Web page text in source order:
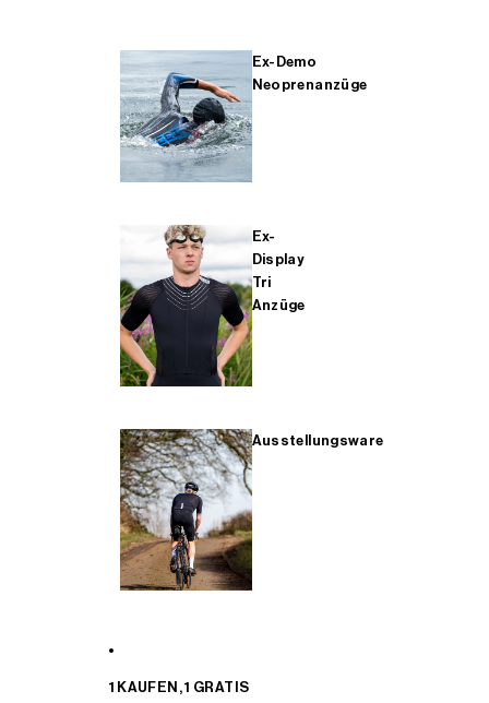
Ex-Demo
Neoprenanzüge
Ex-
Display
Tri
Anzüge
Ausstellungsware
1 KAUFEN, 1 GRATIS